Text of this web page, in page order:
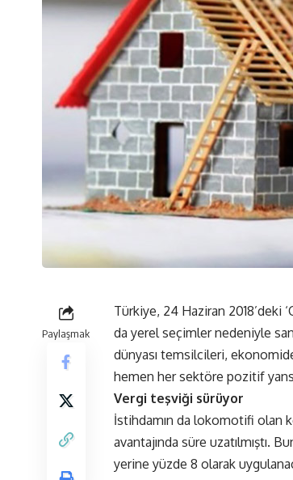
Paylaşmak
Türkiye, 24 Haziran 2018’deki
da yerel seçimler nedeniyle
dünyası temsilcileri,
hemen her sektöre pozitif
Vergi teşviği sürüyor
İstihdamın da lokomotifi olan
avantajında süre uzatılmıştı.
yerine yüzde 8 olarak